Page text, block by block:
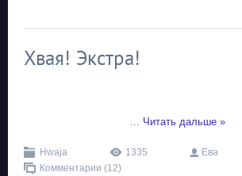
Хвая! Экстра!
... Читать дальше »
Hwaja 1335 Ева
Комментарии (12)